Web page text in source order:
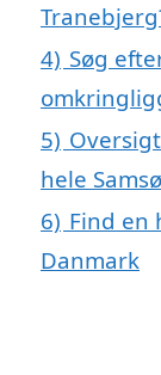
4) Søg
5)
hele
6) Find en
Danmark